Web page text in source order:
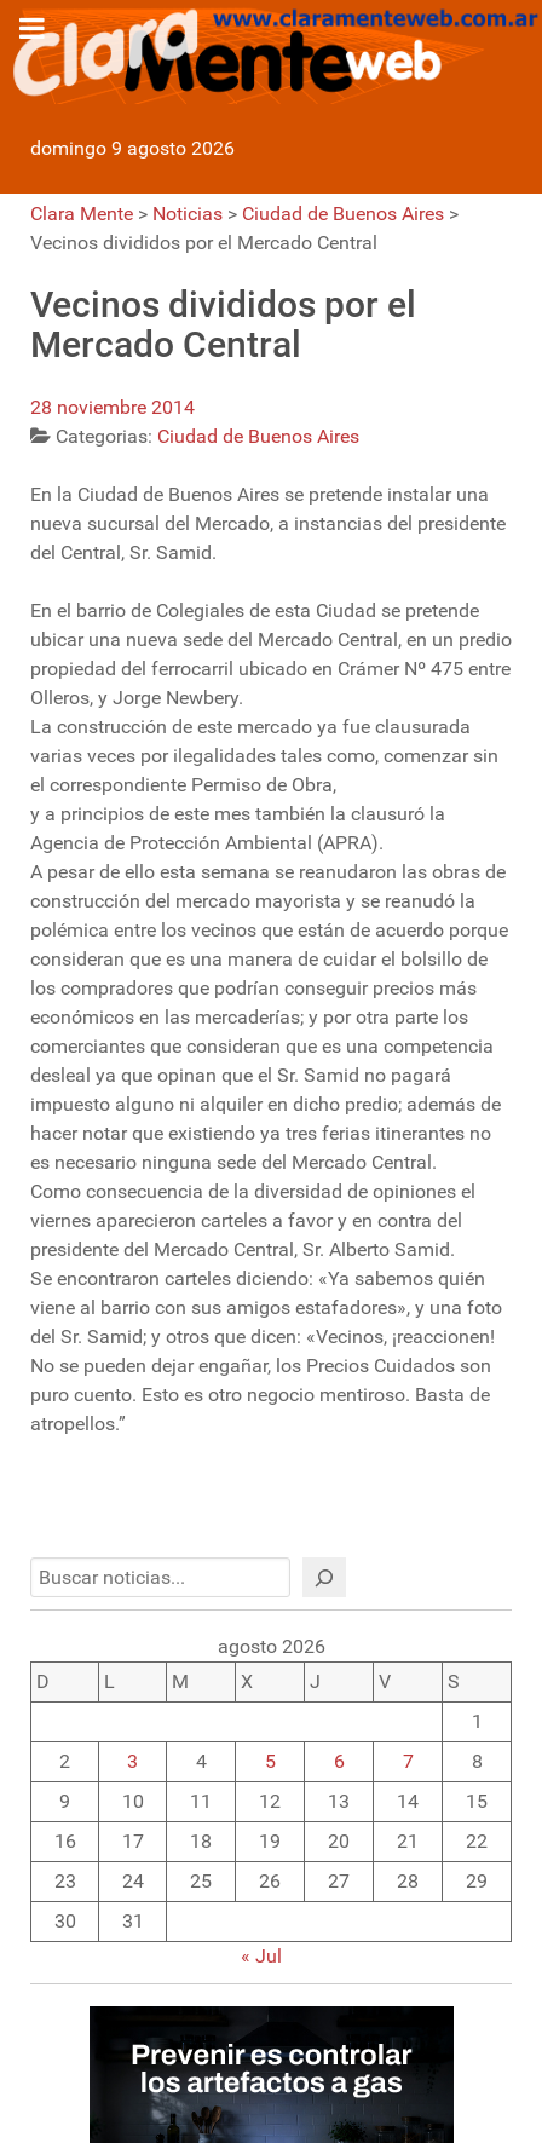
domingo 9 agosto 2026
Clara Mente > Noticias > Ciudad de Buenos Aires >
Vecinos divididos por el Mercado Central
Vecinos divididos por el
Mercado Central
28 noviembre 2014
Categorias: Ciudad de Buenos Aires
En la Ciudad de Buenos Aires se pretende instalar una
nueva sucursal del Mercado, a instancias del presidente
del Central, Sr. Samid.
En el barrio de Colegiales de esta Ciudad se pretende
ubicar una nueva sede del Mercado Central, en un predio
propiedad del ferrocarril ubicado en Crámer Nº 475 entre
Olleros, y Jorge Newbery.
La construcción de este mercado ya fue clausurada
varias veces por ilegalidades tales como, comenzar sin
el correspondiente Permiso de Obra,
y a principios de este mes también la clausuró la
Agencia de Protección Ambiental (APRA).
A pesar de ello esta semana se reanudaron las obras de
construcción del mercado mayorista y se reanudó la
polémica entre los vecinos que están de acuerdo porque
consideran que es una manera de cuidar el bolsillo de
los compradores que podrían conseguir precios más
económicos en las mercaderías; y por otra parte los
comerciantes que consideran que es una competencia
desleal ya que opinan que el Sr. Samid no pagará
impuesto alguno ni alquiler en dicho predio; además de
hacer notar que existiendo ya tres ferias itinerantes no
es necesario ninguna sede del Mercado Central.
Como consecuencia de la diversidad de opiniones el
viernes aparecieron carteles a favor y en contra del
presidente del Mercado Central, Sr. Alberto Samid.
Se encontraron carteles diciendo: «Ya sabemos quién
viene al barrio con sus amigos estafadores», y una foto
del Sr. Samid; y otros que dicen: «Vecinos, ¡reaccionen!
No se pueden dejar engañar, los Precios Cuidados son
puro cuento. Esto es otro negocio mentiroso. Basta de
atropellos.”
Buscar
agosto 2026
D
L M X J V
S
1
2
3 4 5 6 7
8
9
10 11 12 13 14
15
16
17 18 19 20 21
22
23
24 25 26 27 28
29
30
31
« Jul